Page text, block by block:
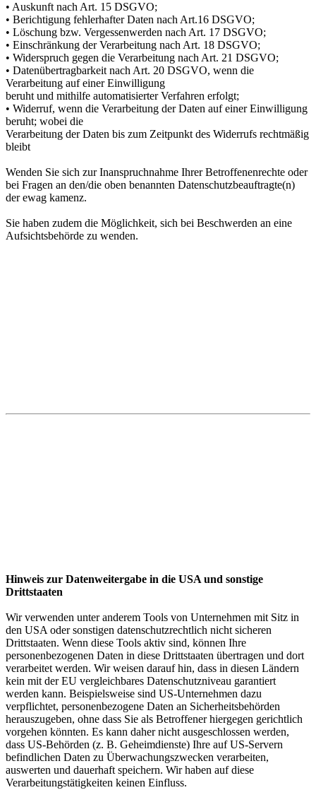
• Auskunft nach Art. 15 DSGVO;
• Berichtigung fehlerhafter Daten nach Art.16 DSGVO;
• Löschung bzw. Vergessenwerden nach Art. 17 DSGVO;
• Einschränkung der Verarbeitung nach Art. 18 DSGVO;
• Widerspruch gegen die Verarbeitung nach Art. 21 DSGVO;
• Datenübertragbarkeit nach Art. 20 DSGVO, wenn die
Verarbeitung auf einer Einwilligung
beruht und mithilfe automatisierter Verfahren erfolgt;
• Widerruf, wenn die Verarbeitung der Daten auf einer Einwilligung
beruht; wobei die
Verarbeitung der Daten bis zum Zeitpunkt des Widerrufs rechtmäßig
bleibt
Wenden Sie sich zur Inanspruchnahme Ihrer Betroffenenrechte oder
bei Fragen an den/die oben benannten Datenschutzbeauftragte(n)
der ewag kamenz.
Sie haben zudem die Möglichkeit, sich bei Beschwerden an eine
Aufsichtsbehörde zu wenden.
Hinweis zur Datenweitergabe in die USA und sonstige
Drittstaaten
Wir verwenden unter anderem Tools von Unternehmen mit Sitz in
den USA oder sonstigen datenschutzrechtlich nicht sicheren
Drittstaaten. Wenn diese Tools aktiv sind, können Ihre
personenbezogenen Daten in diese Drittstaaten übertragen und dort
verarbeitet werden. Wir weisen darauf hin, dass in diesen Ländern
kein mit der EU vergleichbares Datenschutzniveau garantiert
werden kann. Beispielsweise sind US-Unternehmen dazu
verpflichtet, personenbezogene Daten an Sicherheitsbehörden
herauszugeben, ohne dass Sie als Betroffener hiergegen gerichtlich
vorgehen könnten. Es kann daher nicht ausgeschlossen werden,
dass US-Behörden (z. B. Geheimdienste) Ihre auf US-Servern
befindlichen Daten zu Überwachungszwecken verarbeiten,
auswerten und dauerhaft speichern. Wir haben auf diese
Verarbeitungstätigkeiten keinen Einfluss.